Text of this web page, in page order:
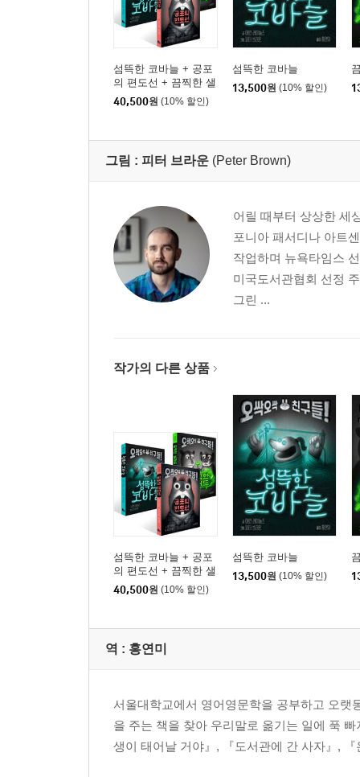
섬뜩한 코바늘 + 공포
의 편도선 + 끔찍한 샐
러드 세트
40,500원 (10% 할인)
섬뜩한 코바늘
13,500원 (10% 할인)
그림 : 피터 브라운 (Peter Brown)
어릴 때부터 상상한 세
포니아 패서디나 아트
작업하며 뉴욕타임스
미국도서관협회 선정
그린 ...
작가의 다른 상품
섬뜩한 코바늘 + 공포
의 편도선 + 끔찍한 샐
러드 세트
40,500원 (10% 할인)
섬뜩한 코바늘
13,500원 (10% 할인)
역 : 홍연미
서울대학교에서 영어영문학을 공부하고 오
을 주는 책을 찾아 우리말로 옮기는 일에 푹
생이 태어날 거야』, 『도서관에 간 사자』,